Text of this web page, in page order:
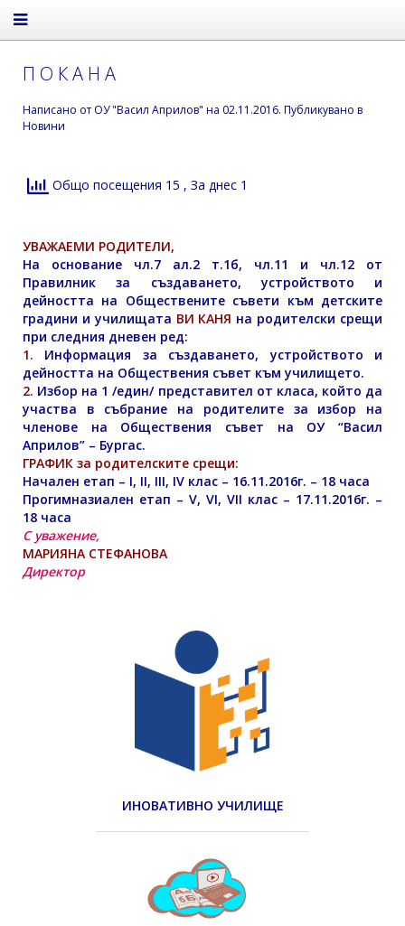
П О К А Н А
Написано от ОУ "Васил Априлов" на 02.11.2016. Публикувано в
Новини
Общо посещения 15 , За днес 1
УВАЖАЕМИ РОДИТЕЛИ,
На основание чл.7 ал.2 т.1б, чл.11 и чл.12 от
Правилник за създаването, устройството и
дейността на Обществените съвети към детските
градини и училищата ВИ КАНЯ на родителски срещи
при следния дневен ред:
1. Информация за създаването, устройството и
дейността на Обществения съвет към училището.
2. Избор на 1 /един/ представител от класа, който да
участва в събрание на родителите за избор на
членове на Обществения съвет на ОУ “Васил
Априлов” – Бургас.
ГРАФИК за родителските срещи:
Начален етап – I, II, III, IV клас – 16.11.2016г. – 18 часа
Прогимназиален етап – V, VI, VII клас – 17.11.2016г. –
18 часа
С уважение,
МАРИЯНА СТЕФАНОВА
Директор
ИНОВАТИВНО УЧИЛИЩЕ